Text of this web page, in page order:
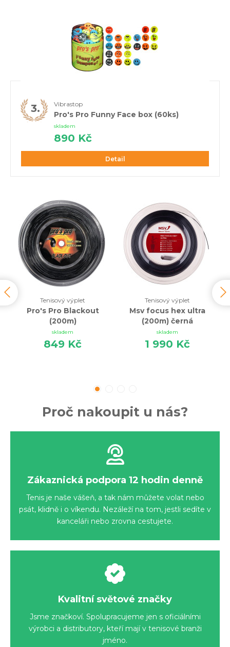
Vibrastop
Pro's Pro Funny Face box (60ks)
skladem
890 Kč
Detail
Tenisový výplet
Pro's Pro Blackout
(200m)
skladem
849 Kč
Tenisový výplet
Msv focus hex ultra
(200m) černá
skladem
1 990 Kč
Proč nakoupit u nás?
Zákaznická podpora 12 hodin denně
Tenis je naše vášeň, a tak nám můžete volat nebo
psát, klidně i o víkendu. Nezáleží na tom, jestli sedíte v
kanceláři nebo zrovna cestujete.
Kvalitní světové značky
Jsme značkoví. Spolupracujeme jen s oficiálními
výrobci a distributory, kteří mají v tenisové branži
jméno.